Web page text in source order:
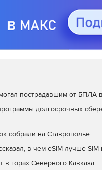
пострадавшим от БПЛА
долгосрочных
собрали на Ставрополье
в чем eSIM лучше
в горах Северного Кавказа